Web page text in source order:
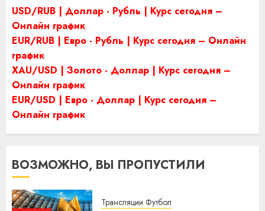
USD/RUB | Доллар - Рубль | Курс сегодня –
Онлайн график
EUR/RUB | Евро - Рубль | Курс сегодня – Онлайн
график
XAU/USD | Золото - Доллар | Курс сегодня –
Онлайн график
EUR/USD | Евро - Доллар | Курс сегодня –
Онлайн график
ВОЗМОЖНО, ВЫ ПРОПУСТИЛИ
Трансляции Футбол